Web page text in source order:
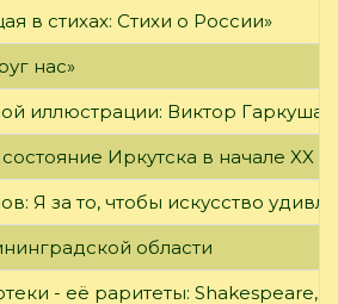
в стихах: Стихи о России»
нас»
иллюстрации: Виктор Гаркуша
Иркутска в начале XX
Я за то, чтобы искусство
области
- её раритеты: Shakespeare,